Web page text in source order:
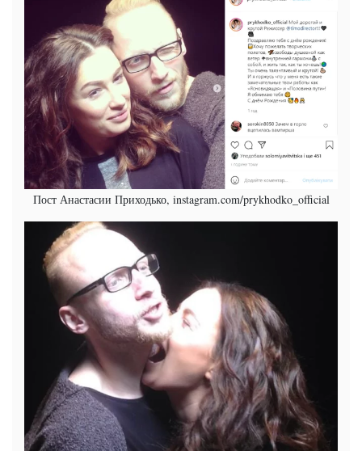
Пост Анастасии Приходько, instagram.com/prykhodko_official